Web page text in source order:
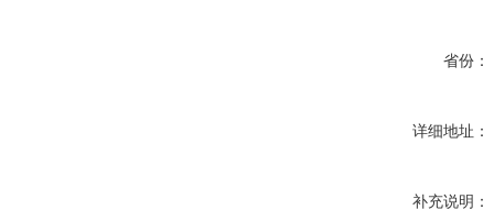
省份：
详细地址：
补充说明：